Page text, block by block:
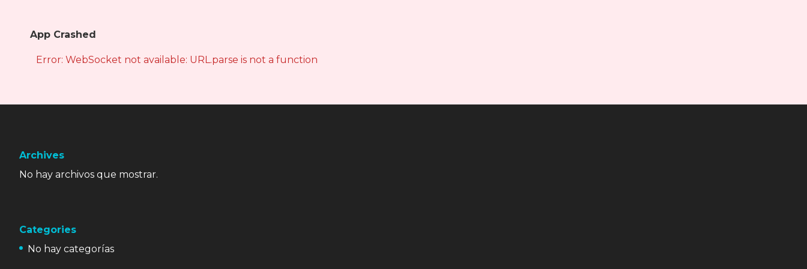
App Crashed
Error: WebSocket not available: URL.parse is not a function
Archives
No hay archivos que mostrar.
Categories
No hay categorías